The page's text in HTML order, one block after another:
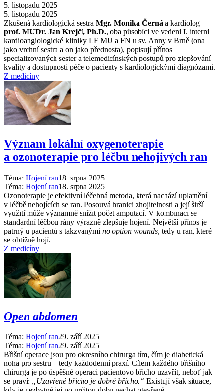
5. listopadu 2025
5. listopadu 2025
Zkušená kardiologická sestra Mgr. Monika Černá a kardiolog
prof. MUDr. Jan Krejčí, Ph.D., oba působící ve vedení I. interní
kardioangiologické kliniky LF MU a FN u sv. Anny v Brně (ona
jako vrchní sestra a on jako přednosta), popisují přínos
specializovaných sester a telemedicínských postupů pro zlepšování
kvality a dostupnosti péče o pacienty s kardiologickými diagnózami.
Z medicíny
Význam lokální oxygenoterapie
a ozonoterapie pro léčbu nehojivých ran
Téma: Hojení ran18. srpna 2025
Téma: Hojení ran18. srpna 2025
Ozonoterapie je efektivní léčebná metoda, která nachází uplatnění
v léčbě nehojících se ran. Posouvá hranici zhojitelnosti a její širší
využití může významně snížit počet amputací. V kombinaci se
standardní léčbou rány výrazně zlepšuje hojení. Největší přínos je
patrný u pacientů s takzvanými no option wounds, tedy u ran, které
se obtížně hojí.
Z medicíny
Open abdomen
Téma: Hojení ran29. září 2025
Téma: Hojení ran29. září 2025
Břišní operace jsou pro okresního chirurga tím, čím je diabetická
noha pro sestru –⁠ tedy každodenní praxí. Cílem každého břišního
chirurga je po úspěšné operaci pacientovo břicho uzavřít, neboť jak
se praví: „Uzavřené břicho je dobré břicho.“ Existují však situace,